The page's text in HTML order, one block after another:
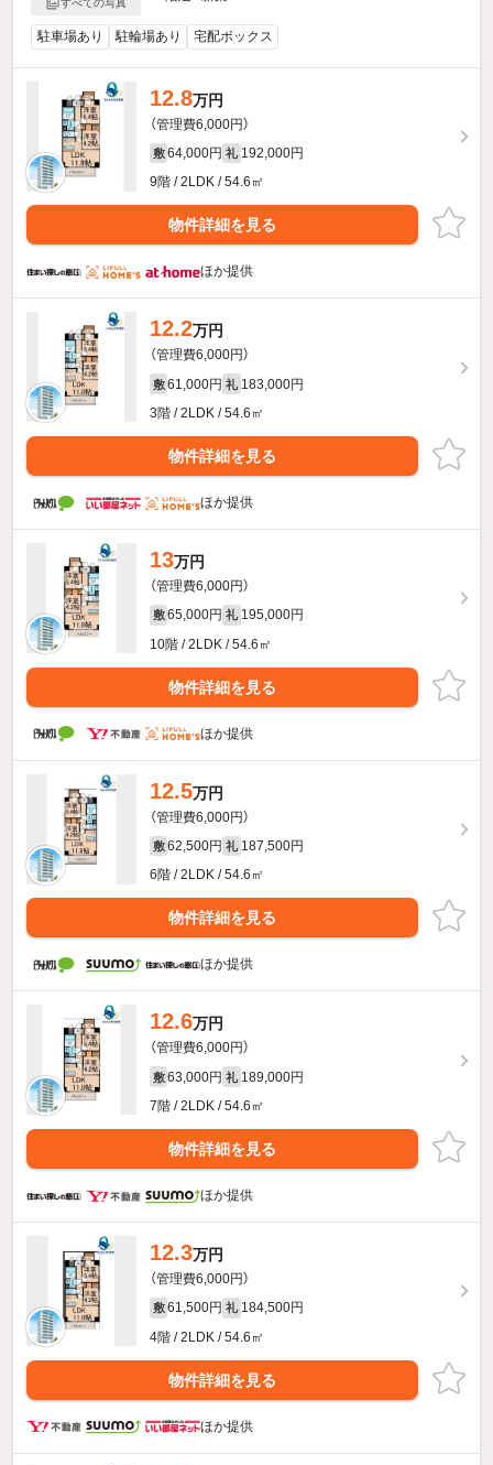
駐車場あり 駐輪場あり 宅配ボックス
12.8万円
（管理費6,000円）
敷 64,000円 礼 192,000円
9階 / 2LDK / 54.6㎡
物件詳細を見る
ほか提供
12.2万円
（管理費6,000円）
敷 61,000円 礼 183,000円
3階 / 2LDK / 54.6㎡
物件詳細を見る
ほか提供
13万円
（管理費6,000円）
敷 65,000円 礼 195,000円
10階 / 2LDK / 54.6㎡
物件詳細を見る
ほか提供
12.5万円
（管理費6,000円）
敷 62,500円 礼 187,500円
6階 / 2LDK / 54.6㎡
物件詳細を見る
ほか提供
12.6万円
（管理費6,000円）
敷 63,000円 礼 189,000円
7階 / 2LDK / 54.6㎡
物件詳細を見る
ほか提供
12.3万円
（管理費6,000円）
敷 61,500円 礼 184,500円
4階 / 2LDK / 54.6㎡
物件詳細を見る
ほか提供